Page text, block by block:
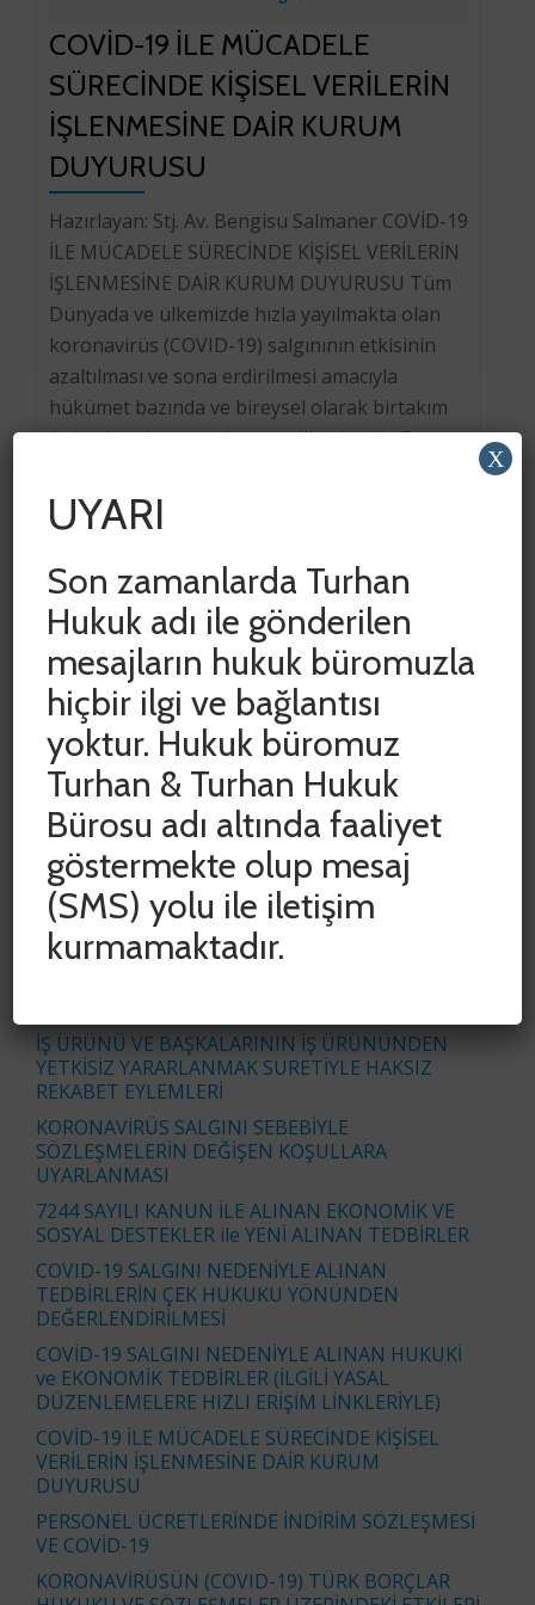
COVİD-19 İLE MÜCADELE
SÜRECİNDE KİŞİSEL VERİLERİN
İŞLENMESİNE DAİR KURUM
DUYURUSU
Hazırlayan: Stj. Av. Bengisu Salmaner COVİD-19
İLE MÜCADELE SÜRECİNDE KİŞİSEL VERİLERİN
İŞLENMESİNE DAİR KURUM DUYURUSU Tüm
Dünyada ve ülkemizde hızla yayılmakta olan
koronavirüs (COVID-19) salgınının etkisinin
azaltılması ve sona erdirilmesi amacıyla
hükümet bazında ve bireysel olarak birtakım
önlemler alınmaya devam edilmektedir. Bu
nitelikli kişisel sağlık verileri olmak üzere
birtakım kişisel […]
SON YAZILAR
ADLİ VE İDARİ YARGIDA HAK KAYIPLARININ
ÖNLENMESİ AMACIYLA DURDURULAN SÜRELER
CUMHURBAŞKANI KARARIYLA 15 HAZİRAN 2020
TARİHİNE KADAR UZATILDI
COVID-19 SALGINININ İŞYERİ KİRA
İŞ ÜRÜNÜ VE BAŞKALARININ İŞ ÜRÜNÜNDEN
YETKİSİZ YARARLANMAK SURETİYLE HAKSIZ
REKABET EYLEMLERİ
KORONAVİRÜS SALGINI SEBEBİYLE
SÖZLEŞMELERİN DEĞİŞEN KOŞULLARA
UYARLANMASI
7244 SAYILI KANUN İLE ALINAN EKONOMİK VE
SOSYAL DESTEKLER ile YENİ ALINAN TEDBİRLER
COVID-19 SALGINI NEDENİYLE ALINAN
TEDBİRLERİN ÇEK HUKUKU YÖNÜNDEN
DEĞERLENDİRİLMESİ
COVİD-19 SALGINI NEDENİYLE ALINAN HUKUKİ
ve EKONOMİK TEDBİRLER (İLGİLİ YASAL
DÜZENLEMELERE HIZLI ERİŞİM LİNKLERİYLE)
COVİD-19 İLE MÜCADELE SÜRECİNDE KİŞİSEL
VERİLERİN İŞLENMESİNE DAİR KURUM
DUYURUSU
PERSONEL ÜCRETLERİNDE İNDİRİM SÖZLEŞMESİ
VE COVİD-19
KORONAVİRÜSÜN (COVID-19) TÜRK BORÇLAR
UYARI
Son zamanlarda Turhan
Hukuk adı ile gönderilen
mesajların hukuk büromuzla
hiçbir ilgi ve bağlantısı
yoktur. Hukuk büromuz
Turhan & Turhan Hukuk
Bürosu adı altında faaliyet
göstermekte olup mesaj
(SMS) yolu ile iletişim
kurmamaktadır.
X